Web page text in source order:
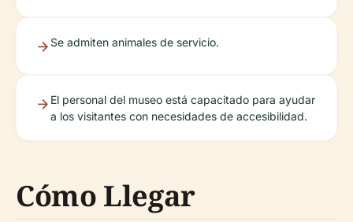
Se admiten animales de servicio.
El personal del museo está capacitado para ayudar
a los visitantes con necesidades de accesibilidad.
Cómo Llegar